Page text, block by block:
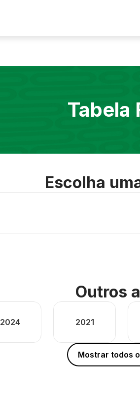
Tabela
Escolha
Outros
2024 2021
Mostrar todos